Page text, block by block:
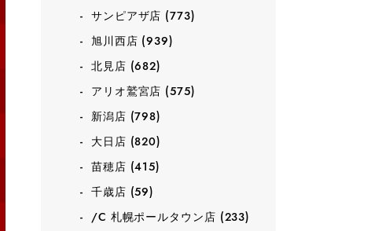
サンピアザ店 (773)
旭川西店 (939)
北見店 (682)
アリオ鷲宮店 (575)
新潟店 (798)
大日店 (820)
苗穂店 (415)
千歳店 (59)
/C 札幌ポールタウン店 (233)